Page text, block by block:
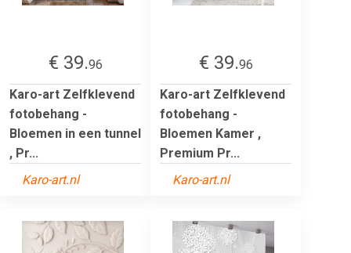
€ 39.96
Karo-art Zelfklevend
fotobehang -
Bloemen in een tunnel
, Pr...
Karo-art.nl
€ 39.96
Karo-art Zelfklevend
fotobehang -
Bloemen Kamer ,
Premium Pr...
Karo-art.nl